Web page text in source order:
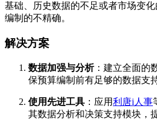
基础、历史数据的不足或者市场变
编制的不精确。
解决方案
数据加强与分析：建立全面的
保预算编制前有足够的数据支持
使用先进工具 ：应用利唐i人事
其数据分析和决策支持模块，